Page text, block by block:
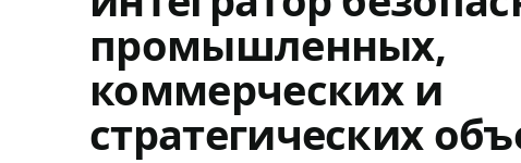
промышленных,
коммерческих и
стратегических